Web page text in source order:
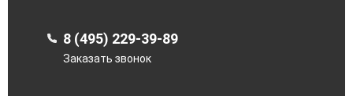
8 (495) 229-39-89
Заказать звонок